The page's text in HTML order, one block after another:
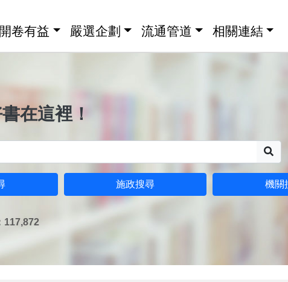
卷有益 嚴選企劃 流通管道 相關連結
在這裡！
施政搜尋 機關
117,872